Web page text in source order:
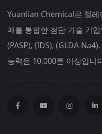
Yuanlian Chemical은 첼레
매를 통합한 첨단 기술 기
(PASP), (IDS), (GLDA-
능력은 10,000톤 이상입니